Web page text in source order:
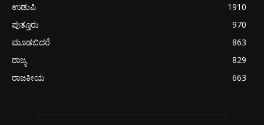
ಉಡುಪಿ
1910
ಪುತ್ತೂರು
970
ಮೂಡಬಿದರೆ
863
ರಾಜ್ಯ
829
ರಾಜಕೀಯ
663